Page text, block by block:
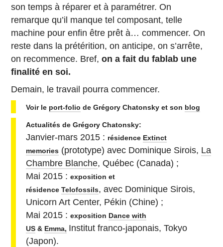
son temps à réparer et à paramétrer. On
remarque qu’il manque tel composant, telle
machine pour enfin être prêt à… commencer. On
reste dans la prétérition, on anticipe, on s’arrête,
on recommence. Bref,on a fait du fablab une
finalité en soi.
Demain, le travail pourra commencer.
Voir le port-folio de Grégory Chatonsky et son blog
Actualités de Grégory Chatonsky:
Janvier-mars 2015 : résidence Extinct
memories (prototype) avec Dominique Sirois, La
Chambre Blanche, Québec (Canada) ;
Mai 2015 :exposition et
résidenceTelofossils, avec Dominique Sirois,
Unicorn Art Center, Pékin (Chine) ;
Mai 2015 :exposition Dance with
US & Emma, Institut franco-japonais, Tokyo
(Japon).